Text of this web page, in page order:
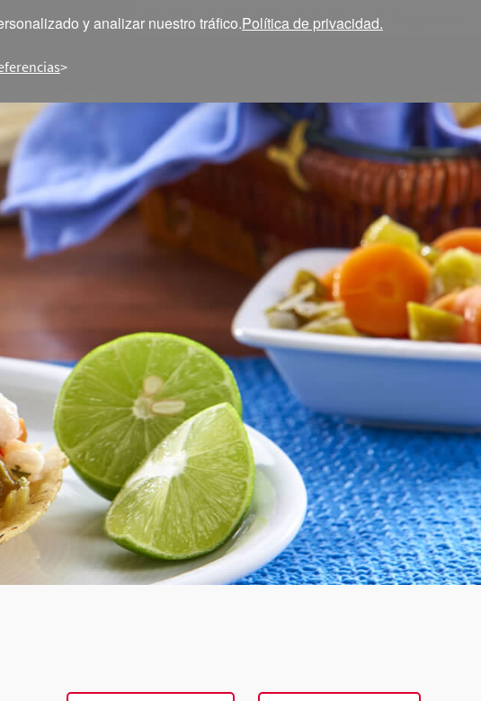
y analizar nuestro tráfico.Política de privacidad.
ESP
Integridad y Ética